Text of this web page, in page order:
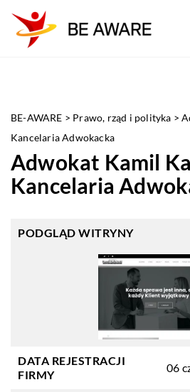
BE-AWARE > Prawo, rząd i polityka >
Kancelaria Adwokacka
Adwokat Kamil
Kancelaria
PODGLĄD WITRYNY
DATA REJESTRACJI
FIRMY
06